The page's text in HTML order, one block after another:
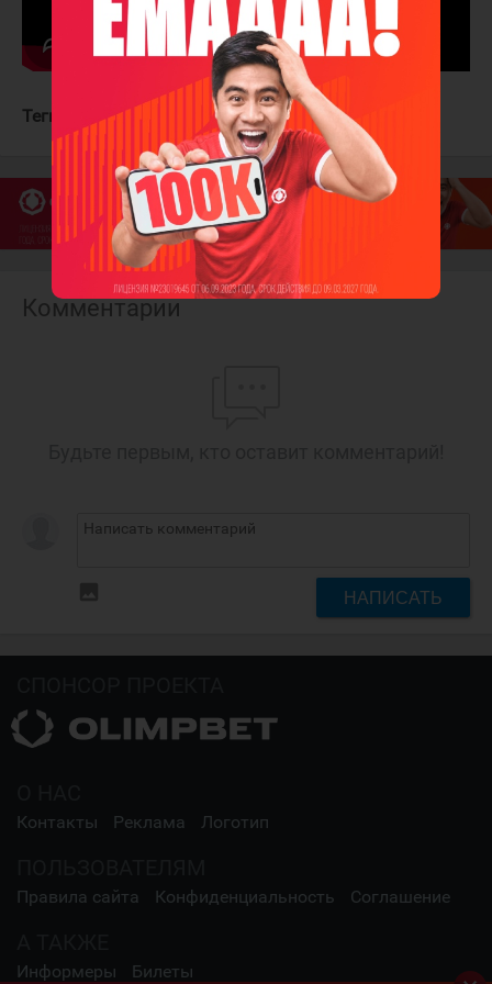
Теги: Динамо Мск Лада
Комментарии
НАПИСАТЬ
Контакты Реклама Логотип
Правила сайта Конфиденциальность Соглашение
Информеры Билеты